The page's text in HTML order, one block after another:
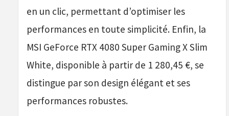
en un clic, permettant d’optimiser les
performances en toute simplicité. Enfin, la
MSI GeForce RTX 4080 Super Gaming X Slim
White, disponible à partir de 1 280,45 €, se
distingue par son design élégant et ses
performances robustes.